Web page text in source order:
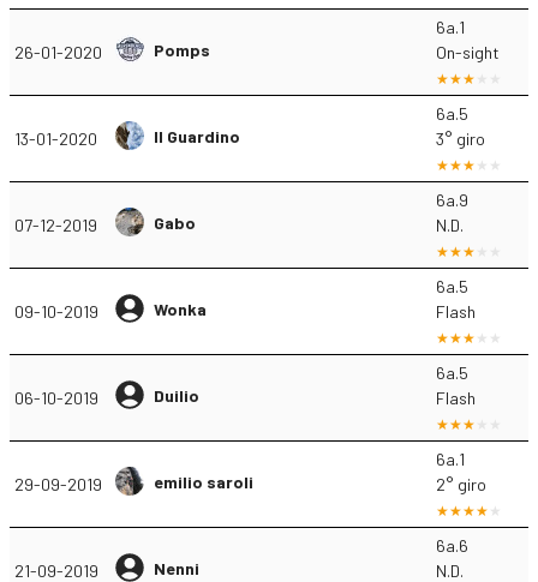
26-01-2020 Pomps
6a.1
On-sight
13-01-2020 Il Guardino
6a.5
3° giro
07-12-2019 Gabo
6a.9
N.D.
09-10-2019 Wonka
6a.5
Flash
06-10-2019 Duilio
6a.5
Flash
29-09-2019 emilio saroli
6a.1
2° giro
21-09-2019 Nenni
6a.6
N.D.